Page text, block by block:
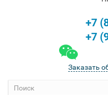
+7
+7
Заказать